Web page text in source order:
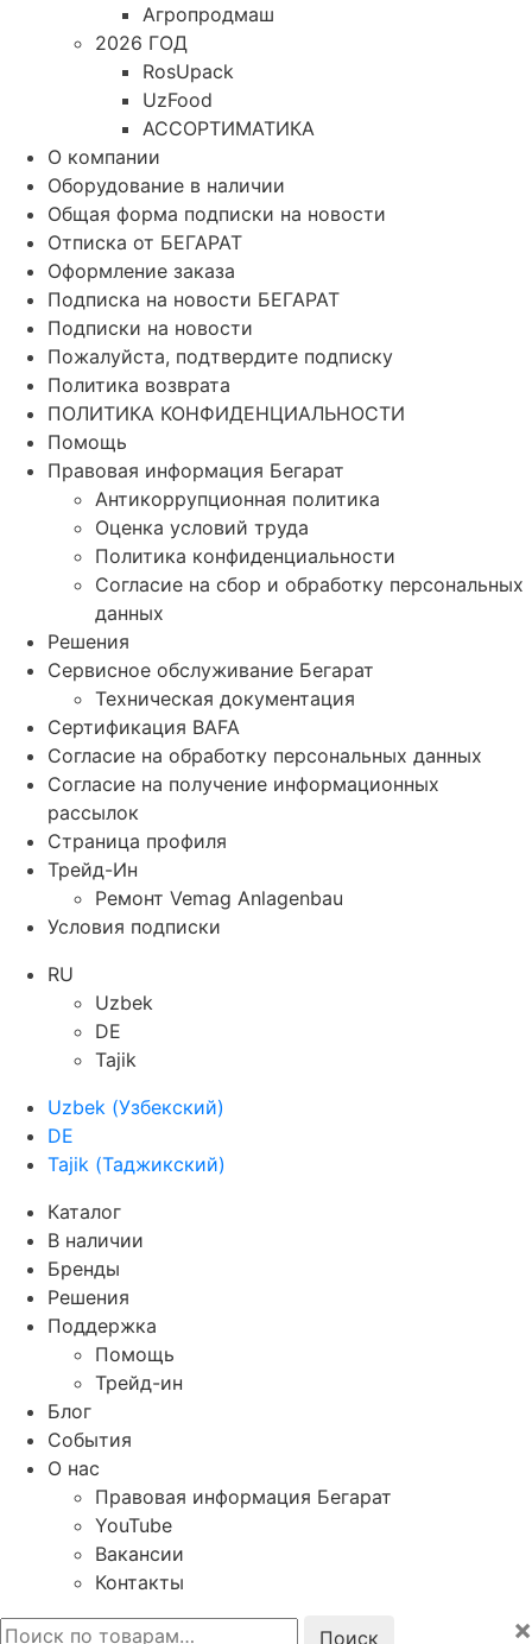
Агропродмаш
2026 ГОД
RosUpack
UzFood
АССОРТИМАТИКА
О компании
Оборудование в наличии
Общая форма подписки на новости
Отписка от БЕГАРАТ
Оформление заказа
Подписка на новости БЕГАРАТ
Подписки на новости
Пожалуйста, подтвердите подписку
Политика возврата
ПОЛИТИКА КОНФИДЕНЦИАЛЬНОСТИ
Помощь
Правовая информация Бегарат
Антикоррупционная политика
Оценка условий труда
Политика конфиденциальности
Согласие на сбор и обработку персональных
данных
Решения
Сервисное обслуживание Бегарат
Техническая документация
Сертификация BAFA
Согласие на обработку персональных данных
Согласие на получение информационных
рассылок
Страница профиля
Трейд-Ин
Ремонт Vemag Anlagenbau
Условия подписки
RU
Uzbek
DE
Tajik
Uzbek (Узбекский)
DE
Tajik (Таджикский)
Каталог
В наличии
Бренды
Решения
Поддержка
Помощь
Трейд-ин
Блог
События
О нас
Правовая информация Бегарат
YouTube
Вакансии
Контакты
Искать:
×